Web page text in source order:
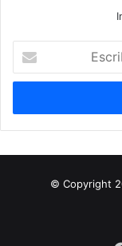
correo
© Copyright